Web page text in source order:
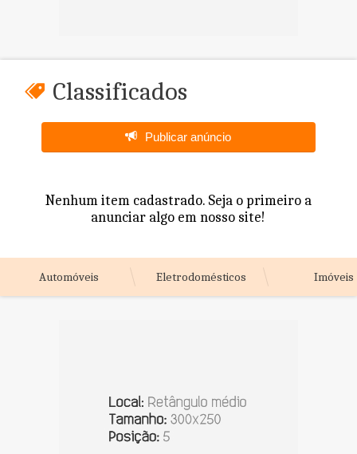
Classificados
Publicar anúncio
Nenhum item cadastrado. Seja o primeiro a
anunciar algo em nosso site!
Automóveis Eletrodomésticos Imóveis